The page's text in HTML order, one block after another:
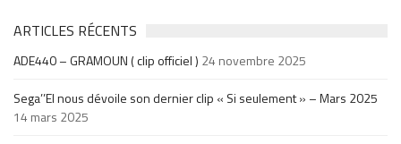
ARTICLES RÉCENTS
ADE440 – GRAMOUN ( clip officiel ) 24 novembre 2025
Sega’’El nous dévoile son dernier clip « Si seulement » – Mars 2025
14 mars 2025